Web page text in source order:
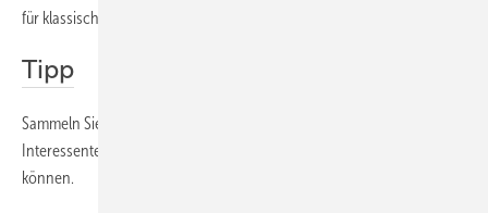
für klassische Werbung ausgeben. Es lohnt sich immer.
Tipp
Sammeln Sie konsequent die E-Mail-Adressen von Kunden,
Interessenten und Besuchern, damit Sie diese gezielt bewerben
können.